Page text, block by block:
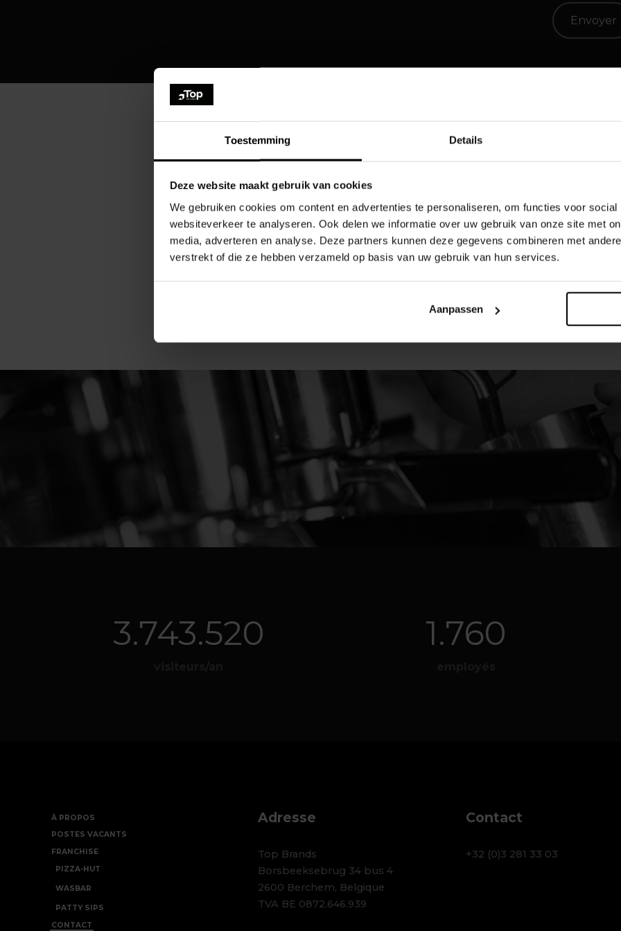
Toestemming Details
Deze website maakt gebruik van cookies
We gebruiken cookies om content en advertenties te personaliseren, om functies voor
websiteverkeer te analyseren. Ook delen we informatie over uw gebruik van onze site met
media, adverteren en analyse. Deze partners kunnen deze gegevens combineren met
verstrekt of die ze hebben verzameld op basis van uw gebruik van hun services.
Aanpassen
À moins que vous ne préfériez nous contacter par e-mail au sujet
4.254.000 2.000
À PROPOS
POSTES VACANTS
FRANCHISE
PIZZA-HUT
WASBAR
PATTY SIPS
CONTACT
Adresse
Top Brands
Borsbeeksebrug 34 bus 4
2600 Berchem, Belgique
TVA BE 0872.646.939
Contact
+32 (0)3 281 33 03